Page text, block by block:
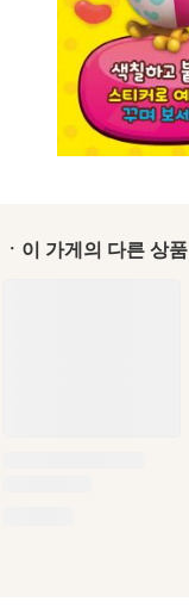
ㆍ이 가게의 다른 상품